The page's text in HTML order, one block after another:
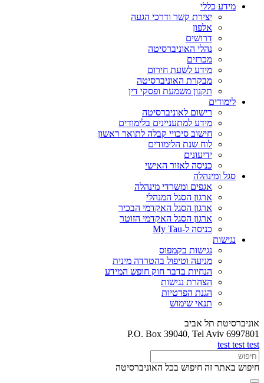
מידע כללי
יצירת קשר ודרכי הגעה
אלפון
דרושים
נהלי האוניברסיטה
מכרזים
מידע לשעת חירום
מבקרת האוניברסיטה
תקנון משמעת ופסקי דין
לימודים
רישום לאוניברסיטה
מידע למתעניינים בלימודים
חישוב סיכויי קבלה לתואר ראשון
לוח שנת הלימודים
ידיעונים
כניסה לאזור האישי
סגל ומינהלה
אגפים ומשרדי מינהלה
ארגון הסגל המנהלי
ארגון הסגל האקדמי הבכיר
ארגון הסגל האקדמי הזוטר
כניסה ל-My Tau
נגישות
נגישות בקמפוס
מניעה וטיפול בהטרדה מינית
הנחיות בדבר חוק חופש המידע
הצהרת נגישות
הגנת הפרטיות
תנאי שימוש
אוניברסיטת תל אביב
P.O. Box 39040, Tel Aviv 6997801
test test test
חיפוש באתר זה חיפוש בכל האוניברסיטה